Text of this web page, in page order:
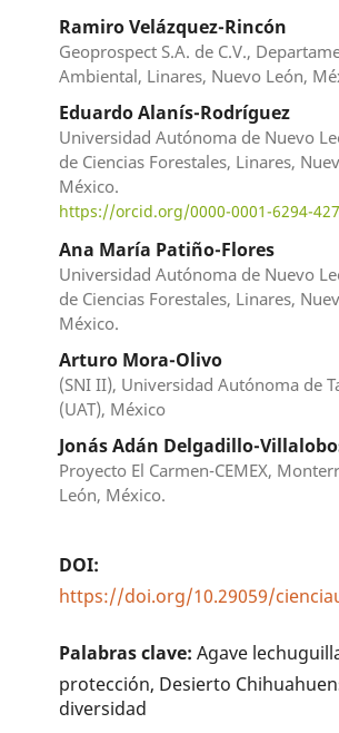
Ramiro Velázquez-Rincón
Geoprospect S.A. de C.V.,
Ambiental, Linares, Nuevo León,
Eduardo Alanís-Rodríguez
Universidad Autónoma de Nuevo
de Ciencias Forestales, Linares,
México.
https://orcid.org/0000-0001-6294-
Ana María Patiño-Flores
Universidad Autónoma de Nuevo
de Ciencias Forestales, Linares,
México.
Arturo Mora-Olivo
(SNI II), Universidad Autónoma de
(UAT), México
Jonás Adán Delgadillo-
Proyecto El Carmen-CEMEX,
León, México.
DOI:
https://doi.org/10.29059/
Palabras clave:Agave
protección, Desierto
diversidad